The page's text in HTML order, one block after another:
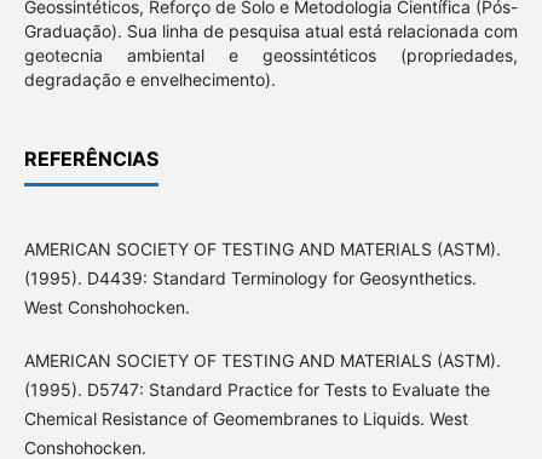
Geossintéticos, Reforço de Solo e Metodologia Científica (Pós-
Graduação). Sua linha de pesquisa atual está relacionada com
geotecnia ambiental e geossintéticos (propriedades,
degradação e envelhecimento).
REFERÊNCIAS
AMERICAN SOCIETY OF TESTING AND MATERIALS (ASTM).
(1995). D4439: Standard Terminology for Geosynthetics.
West Conshohocken.
AMERICAN SOCIETY OF TESTING AND MATERIALS (ASTM).
(1995). D5747: Standard Practice for Tests to Evaluate the
Chemical Resistance of Geomembranes to Liquids. West
Conshohocken.